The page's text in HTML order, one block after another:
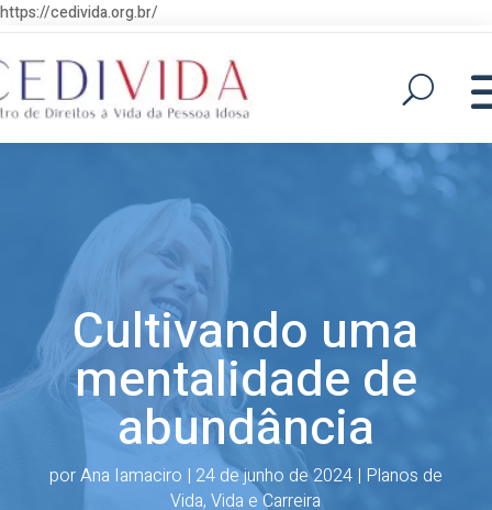
https://cedivida.org.br/
Cultivando uma
mentalidade de
abundância
porAna Iamaciro | 24 de junho de 2024| Planos de
Vida,Vida e Carreira